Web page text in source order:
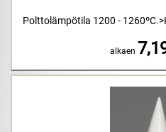
Polttolämpötila 1200 -
alkaen